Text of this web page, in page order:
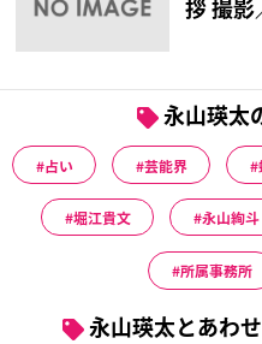
拶 撮
永山瑛太
占い 芸能界
堀江貴文 永山絢斗
所属事務所
永山瑛太とあわ